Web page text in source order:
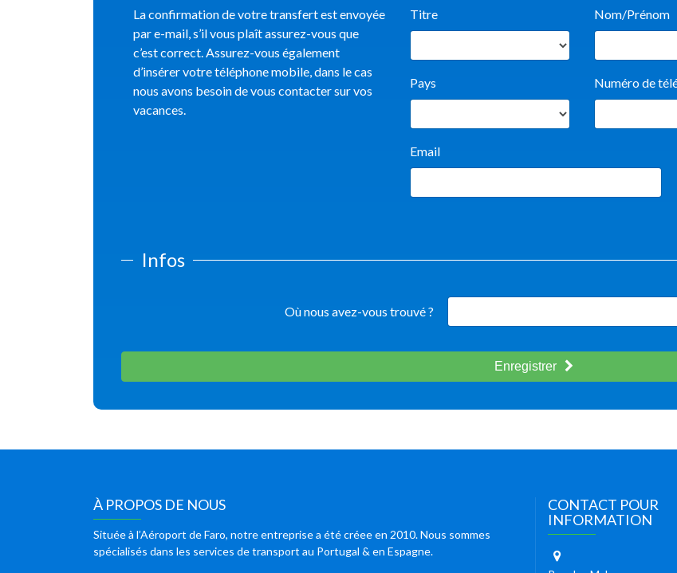
La confirmation de votre transfert est envoyée
par e-mail, s’il vous plaît assurez-vous que
c’est correct. Assurez-vous également
d’insérer votre téléphone mobile, dans le cas
nous avons besoin de vous contacter sur vos
vacances.
Titre Nom/Prénom
Pays Numéro de
Email
Infos
Où nous avez-vous trouvé ?
Enregistrer
À PROPOS DE NOUS
Située à l’Aéroport de Faro, notre entreprise a été créee en 2010. Nous sommes
spécialisés dans les services de transport au Portugal & en Espagne.
CONTACT POUR
INFORMATION